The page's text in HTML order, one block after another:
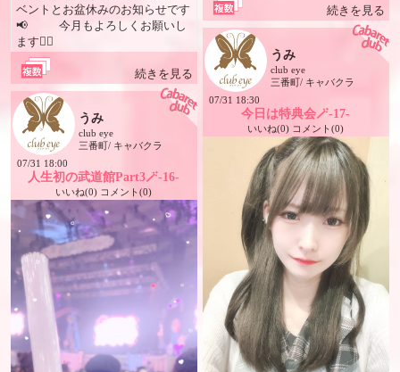
って楽しかった〜🤭来年はワンダ
ーランドスタートするみたいなの
で、また抽選頑張るつもりです😆
8月はお盆休みと誕生日イベント
目白押し！ぜひチェックして来店
予定計画よろしくお願いします😊
最近体験から入店の女の子増えま
した😊 クラブアイ＆Cats キャッ
ツでは大・大・大募集中！😆✨ ま
だまだ…いや、お店が続く限り、
一緒に働いてくれる女の子・スタ
ッフを積極採用中です✨ 20歳以上
で働いてみたい女性・男性・お知
り合い・お友達をご紹介いただけ
る方は、ぜひ五十嵐ゆきまで直接
ご連絡ください😊 松山では男性
経営のお店が多い中、 女性経営
者のお店だからこそ、安心感と働
きやすさを大切にしています。
私自身もアルバイトからスタート
した経験があるからこそ、女の子
1人1人の声に耳を傾け、安心して
長く働けるお店づくりを心がけて
続きを見る
ベントとお盆休みのお知らせです
📢 今月もよろしくお願いし
ます🙇‍♀️
続きを見る
うみ
club eye
三番町/ キャバクラ
07/31 18:30
今日は特典会🪄-17-
いいね(0) コメント(0)
うみ
club eye
三番町/ キャバクラ
07/31 18:00
人生初の武道館Part3🪄-16-
いいね(0) コメント(0)